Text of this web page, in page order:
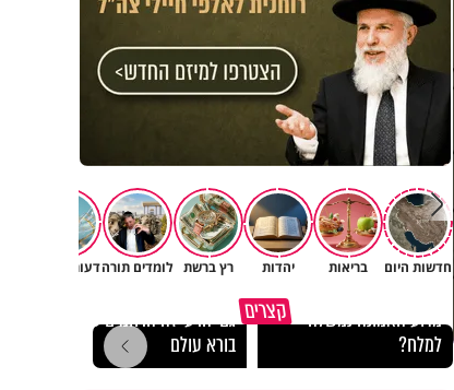
חדשות היום בריאות יהדות רץ ברשת לומדים תורהדעות וטורים
קצרים
מדוע האמונה נמשלה
למלח?
גם ׳הרע׳ זה הרחמים של
בורא עולם